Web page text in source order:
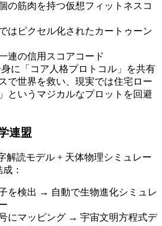
の筋肉を持つ仮想フィットネスコ
はピクセル化されたカートゥーン
連の信用スコアコード
に「コア人格プロトコル」を共有
で世界を救い、現実では住宅ロー
というマジカルなプロットを回避
連盟
解読モデル + 天体物理シミュレー
：
を検出 → 自動で生物進化シミュレ
にマッピング → 宇宙文明方程式デ